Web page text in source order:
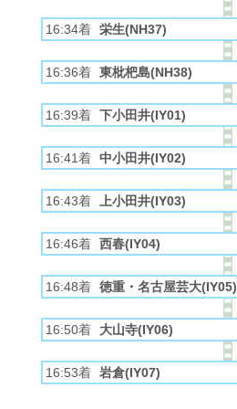
16:34着 栄生(NH37)
16:36着 東枇杷島(NH38)
16:39着 下小田井(IY01)
16:41着 中小田井(IY02)
16:43着 上小田井(IY03)
16:46着 西春(IY04)
16:48着 徳重・名古屋芸大(IY05)
16:50着 大山寺(IY06)
16:53着 岩倉(IY07)